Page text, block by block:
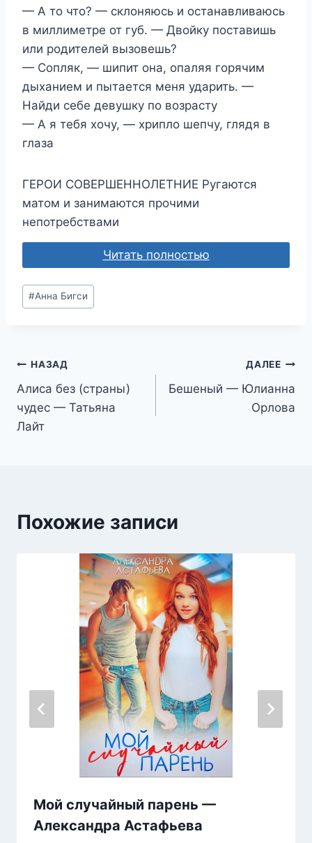
— А то что? — склоняюсь и останавливаюсь
в миллиметре от губ. — Двойку поставишь
или родителей вызовешь?
— Сопляк, — шипит она, опаляя горячим
дыханием и пытается меня ударить. —
Найди себе девушку по возрасту
— А я тебя хочу, — хрипло шепчу, глядя в
глаза
ГЕРОИ СОВЕРШЕННОЛЕТНИЕ Ругаются
матом и занимаются прочими
непотребствами
Читать полностью
Метки
записи:
#Анна Бигси
Навигация
по
записям
НАЗАД
Алиса без (страны)
чудес — Татьяна
Лайт
ДАЛЕЕ
Бешеный — Юлианна
Орлова
Похожие записи
Мой случайный парень —
Александра Астафьева